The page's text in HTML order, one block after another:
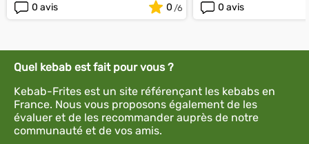
0 avis
0
0 avis
Quel kebab est fait pour vous ?
Kebab-Frites est un site référençant les kebabs en
France. Nous vous proposons également de les
évaluer et de les recommander auprès de notre
communauté et de vos amis.